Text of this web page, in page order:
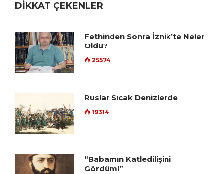
DİKKAT ÇEKENLER
Fethinden Sonra İznik’te Neler
Oldu?
25574
Ruslar Sıcak Denizlerde
19314
“Babamın Katledilişini
Gördüm!”